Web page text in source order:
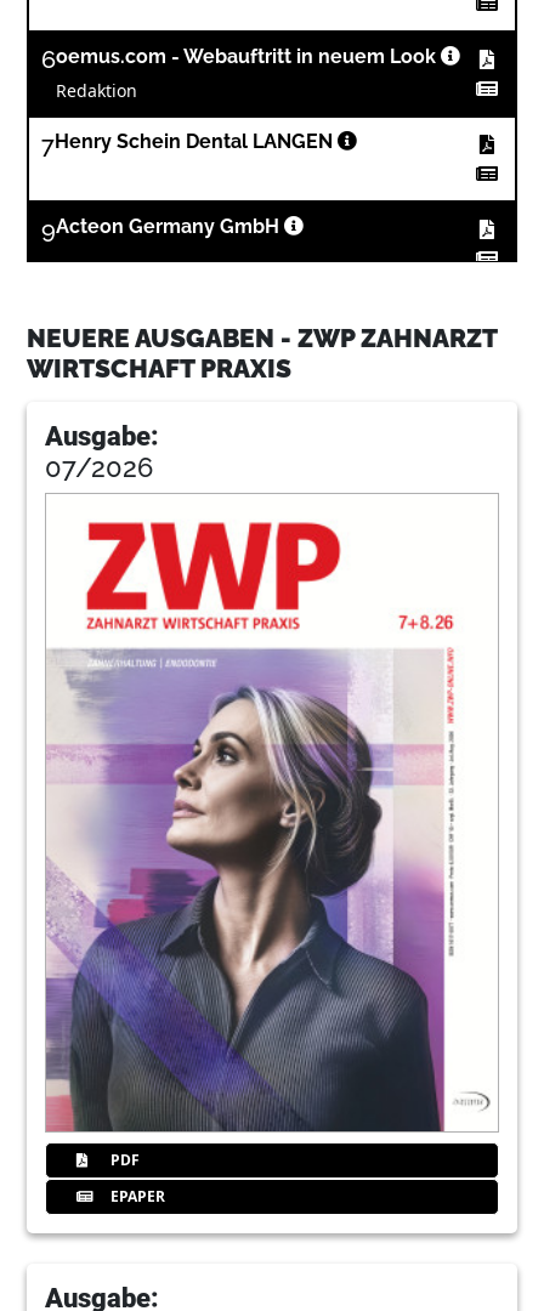
6oemus.com - Webauftritt in neuem Look
Redaktion
7Henry Schein Dental LANGEN
9Acteon Germany GmbH
(Teil 1)
Willi Fausten
15 NSK Europe GmbH
Claudia Hytrek
Innenausbau Zahnarztpraxis: Von Konzept
bis Möbelfertigung
Jacqueline Koch
Dürr Dental AG
24 Zwischen Behandlungsstuhl und BWA -
Zahnarzt muss auch auf Chefaufgaben
vorbereitet sein
Christian Henrici
26Patientenbewertung im Internet: 30
Fragen zum Thema Arztbewertungen –
Teil I von III (Teil 27)
Jens I. Wagner
29dental bauer GmbH & Co. KG
30Give-aways in der Zahnarztpraxis
Claudia Göpfert
32Praxismietvertrag: Auf die Gestaltung
kommt es an
NEUERE AUSGABEN - ZWP ZAHNARZT
WIRTSCHAFT PRAXIS
Ausgabe:
07/2026
PDF
EPAPER
Ausgabe: